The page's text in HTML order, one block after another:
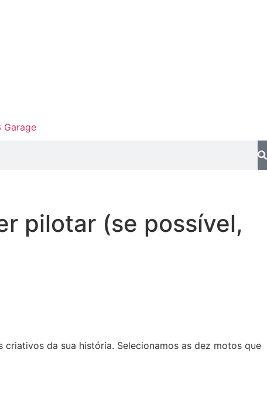
Garage
pilotar (se possível,
da sua história. Selecionamos as dez motos que